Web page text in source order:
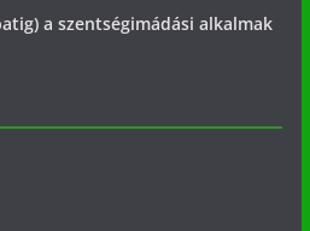
a szentségimádási alkalmak